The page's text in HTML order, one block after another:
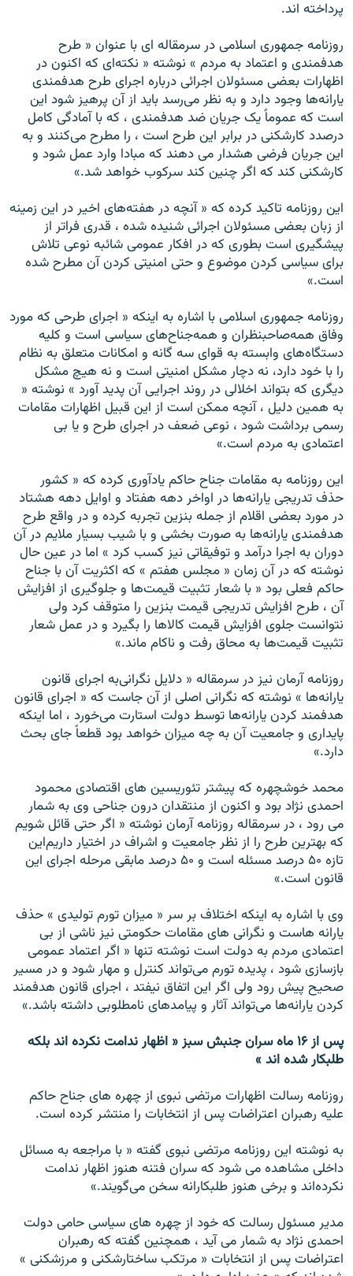
پرداخته اند.
روزنامه جمهوری اسلامی در سرمقاله ای با عنوان « طرح
هدفمندی و اعتماد به مردم » نوشته « نکته‌ای که اکنون در
اظهارات بعضی مسئولان اجرائی درباره اجرای طرح هدفمندی
يارانه‌ها وجود دارد و به نظر می‌رسد بايد از آن پرهيز شود اين
است که عموماً يک جريان ضد هدفمندی ، که با آمادگی کامل
درصدد کارشکنی در برابر اين طرح است ، را مطرح می‌کنند و به
اين جريان فرضی هشدار می دهند که مبادا وارد عمل شود و
کارشکنی کند که اگر چنين کند سرکوب خواهد شد.»
اين روزنامه تاکيد کرده که « آنچه در هفته‌های اخير در اين زمينه
از زبان بعضی مسئولان اجرائی شنيده شده ، قدری فراتر از
پيشگيری است بطوری که در افکار عمومی شائبه نوعی تلاش
برای سياسی کردن موضوع و حتی امنيتی کردن آن مطرح شده
است.»
روزنامه جمهوری اسلامی با اشاره به اينکه « اجرای طرحی که مورد
وفاق همه‌صاحبنظران و همه‌جناح‌های سياسی است و کليه
دستگاه‌های وابسته به قوای سه گانه و امکانات متعلق به نظام
را با خود دارد، نه دچار مشکل امنيتی است و نه هيچ مشکل
ديگری که بتواند اخلالی در روند اجرايی آن پديد آورد » نوشته «
به همين دليل ، آنچه ممکن است از اين قبيل اظهارات مقامات
رسمی برداشت شود ، نوعی ضعف در اجرای طرح و يا بی
اعتمادی به مردم است.»
اين روزنامه به مقامات جناح حاکم يادآوری کرده که « کشور
حذف تدريجی يارانه‌ها در اواخر دهه هفتاد و اوايل دهه هشتاد
در مورد بعضی اقلام از جمله بنزين تجربه کرده و در واقع طرح
هدفمندی يارانه‌ها به صورت بخشی و با شيب بسيار ملايم در آن
دوران به اجرا درآمد و توفيقاتی نيز کسب کرد » اما در عين حال
نوشته که در آن زمان « مجلس هفتم » که اکثريت آن با جناح
حاکم فعلی بود « با شعار تثبيت قيمت‌ها و جلوگيری از افزايش
آن ، طرح افزايش تدريجی قيمت بنزين را متوقف کرد ولی
نتوانست جلوی افزايش قيمت کالاها را بگيرد و در عمل شعار
تثبيت قيمت‌ها به محاق رفت و ناکام ماند.»
روزنامه آرمان نيز در سرمقاله « دلايل نگرانی‌به اجرای قانون
يارانه‌ها » نوشته که نگرانی اصلی از آن جاست که « اجرای قانون
هدفمند کردن يارانه‌ها توسط دولت استارت می‌خورد ، اما اينکه
پايداری و جامعيت آن به چه ميزان خواهد بود قطعاً ‌جای بحث
دارد.»
محمد خوشچهره که پيشتر تئوريسين های اقتصادی محمود
احمدی نژاد بود و اکنون از منتقدان درون جناحی وی به شمار
می رود ، در سرمقاله روزنامه آرمان نوشته « اگر حتی قائل شويم
که بهترين طرح را از نظر جامعيت و اشراف در اختيار داريم‌اين
تازه ۵۰ درصد مسئله است و ۵۰ درصد مابقی مرحله اجرای اين
قانون است.»
وی با اشاره به اينکه اختلاف بر سر « ميزان تورم توليدی » حذف
يارانه هاست و نگرانی های مقامات حکومتی نيز ناشی از بی
اعتمادی مردم به دولت است نوشته تنها « اگر اعتماد عمومی
بازسازی شود ، پديده تورم می‌تواند کنترل و مهار شود و در مسير
صحيح پيش رود ولی اگر اين اتفاق نيفتد ، اجرای قانون هدفمند
کردن يارانه‌ها می‌تواند آثار و پيامدهای نامطلوبی داشته باشد.»
پس از ۱۶ ماه سران جنبش سبز « اظهار ندامت نکرده اند بلکه
طلبکار شده اند »
روزنامه رسالت اظهارات مرتضی نبوی از چهره های جناح حاکم
عليه رهبران اعتراضات پس از انتخابات را منتشر کرده است.
به نوشته اين روزنامه مرتضی نبوی گفته « با مراجعه به مسائل
داخلی مشاهده می ‌شود که سران فتنه هنوز اظهار ندامت
نکرده‌اند و برخی هنوز طلبکارانه سخن می‌گويند.»
مدير مسئول رسالت که خود از چهره های سياسی حامی دولت
احمدی نژاد به شمار می آيد ، همچنين گفته که رهبران
اعتراضات پس از انتخابات « مرتکب ساختارشکنی و مرزشکنی »